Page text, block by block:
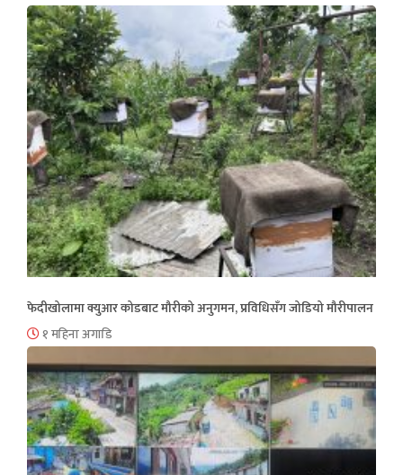
फेदीखोलामा क्युआर कोडबाट मौरीको अनुगमन, प्रविधिसँग जोडियो मौरीपालन
१ महिना अगाडि